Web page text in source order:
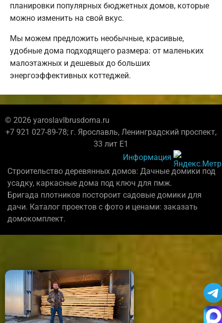
планировки популярных бюджетных домов, которые
можно изменить на свой вкус.
Мы можем предложить необычные, красивые,
удобные дома подходящего размера: от маленьких
малоэтажных и дешевых до больших
энергоэффективных коттеджей.
© 2026 yaroslavlbrusdoma.ru
+7 921 027-89-78; г. Ярославль, Ленинградский проспект,
33 лит Е1
Информация
Строительство деревянных домов: Дачные домики под
усадку, каркасные дома под ключ для пмж.
Бригада плотников постороит садовые домики для
дачи. Каталог проектов с фото и ценами: заказать
домокомплект.